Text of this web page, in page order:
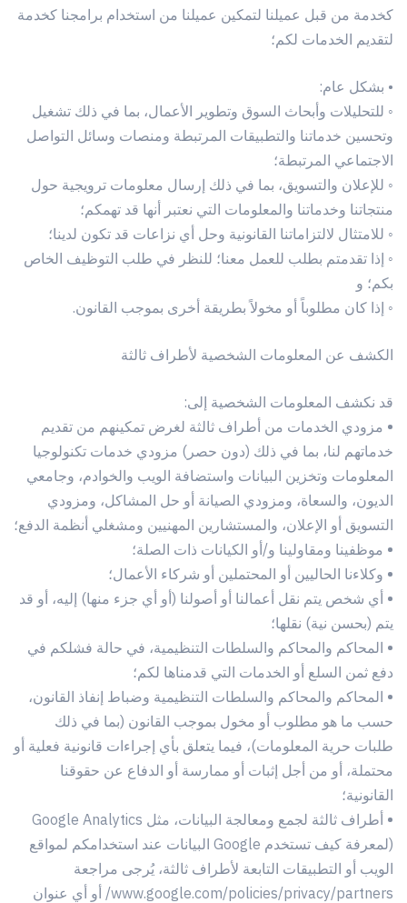
كخدمة من قبل عميلنا لتمكين عميلنا من استخدام برامجنا كخدمة
لتقديم الخدمات لكم؛
• بشكل عام:
◦ للتحليلات وأبحاث السوق وتطوير الأعمال، بما في ذلك تشغيل
وتحسين خدماتنا والتطبيقات المرتبطة ومنصات وسائل التواصل
الاجتماعي المرتبطة؛
◦ للإعلان والتسويق، بما في ذلك إرسال معلومات ترويجية حول
منتجاتنا وخدماتنا والمعلومات التي نعتبر أنها قد تهمكم؛
◦ للامتثال لالتزاماتنا القانونية وحل أي نزاعات قد تكون لدينا؛
◦ إذا تقدمتم بطلب للعمل معنا؛ للنظر في طلب التوظيف الخاص
بكم؛ و
◦ إذا كان مطلوباً أو مخولاً بطريقة أخرى بموجب القانون.
الكشف عن المعلومات الشخصية لأطراف ثالثة
قد نكشف المعلومات الشخصية إلى:
• مزودي الخدمات من أطراف ثالثة لغرض تمكينهم من تقديم
خدماتهم لنا، بما في ذلك (دون حصر) مزودي خدمات تكنولوجيا
المعلومات وتخزين البيانات واستضافة الويب والخوادم، وجامعي
الديون، والسعاة، ومزودي الصيانة أو حل المشاكل، ومزودي
التسويق أو الإعلان، والمستشارين المهنيين ومشغلي أنظمة الدفع؛
• موظفينا ومقاولينا و/أو الكيانات ذات الصلة؛
• وكلاءنا الحاليين أو المحتملين أو شركاء الأعمال؛
• أي شخص يتم نقل أعمالنا أو أصولنا (أو أي جزء منها) إليه، أو قد
يتم (بحسن نية) نقلها؛
• المحاكم والمحاكم والسلطات التنظيمية، في حالة فشلكم في
دفع ثمن السلع أو الخدمات التي قدمناها لكم؛
• المحاكم والمحاكم والسلطات التنظيمية وضباط إنفاذ القانون،
حسب ما هو مطلوب أو مخول بموجب القانون (بما في ذلك
طلبات حرية المعلومات)، فيما يتعلق بأي إجراءات قانونية فعلية أو
محتملة، أو من أجل إثبات أو ممارسة أو الدفاع عن حقوقنا
القانونية؛
•
أطراف ثالثة لجمع ومعالجة البيانات، مثل Google Analytics
(لمعرفة كيف تستخدم Google البيانات عند استخدامكم لمواقع
الويب أو التطبيقات التابعة لأطراف ثالثة، يُرجى مراجعة
www.google.com/policies/privacy/partners/ أو أي عنوان